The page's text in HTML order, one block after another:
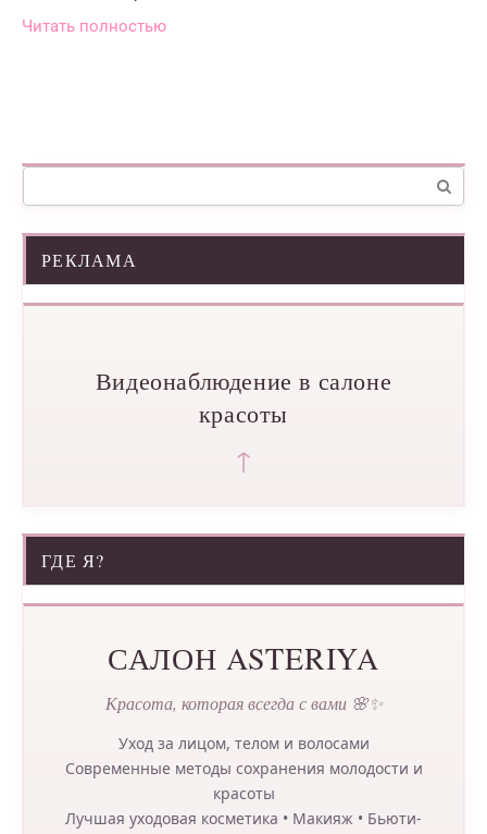
Читать полностью
Поиск:
РЕКЛАМА
Видеонаблюдение в салоне
красоты
↑
ГДЕ Я?
САЛОН ASTERIYA
Красота, которая всегда с вами 🌸✨
Уход за лицом, телом и волосами
Современные методы сохранения молодости и
красоты
Лучшая уходовая косметика • Макияж • Бьюти-